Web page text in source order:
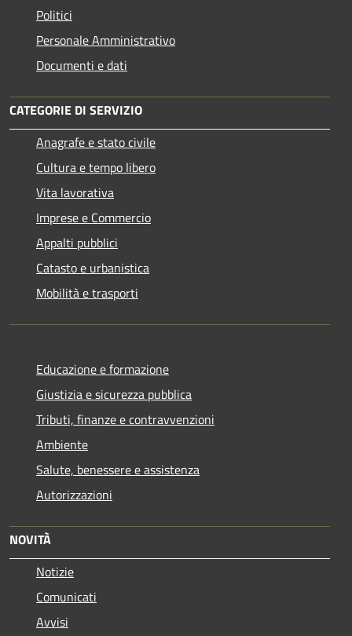
Politici
Personale Amministrativo
Documenti e dati
CATEGORIE DI SERVIZIO
Anagrafe e stato civile
Cultura e tempo libero
Vita lavorativa
Imprese e Commercio
Appalti pubblici
Catasto e urbanistica
Mobilità e trasporti
Educazione e formazione
Giustizia e sicurezza pubblica
Tributi, finanze e contravvenzioni
Ambiente
Salute, benessere e assistenza
Autorizzazioni
NOVITÀ
Notizie
Comunicati
Avvisi